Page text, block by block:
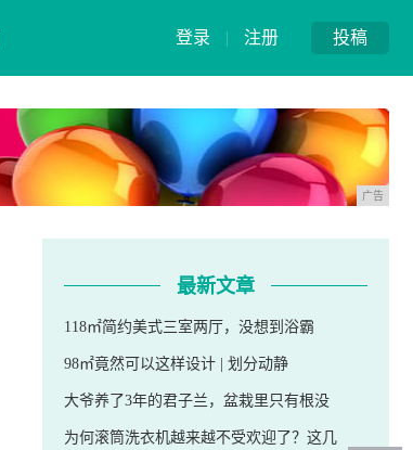
投稿
登录 | 注册
广告
最新文章
118㎡简约美式三室两厅，没想到浴霸
98㎡竟然可以这样设计 | 划分动静
大爷养了3年的君子兰，盆栽里只有根没
为何滚筒洗衣机越来越不受欢迎了？这几